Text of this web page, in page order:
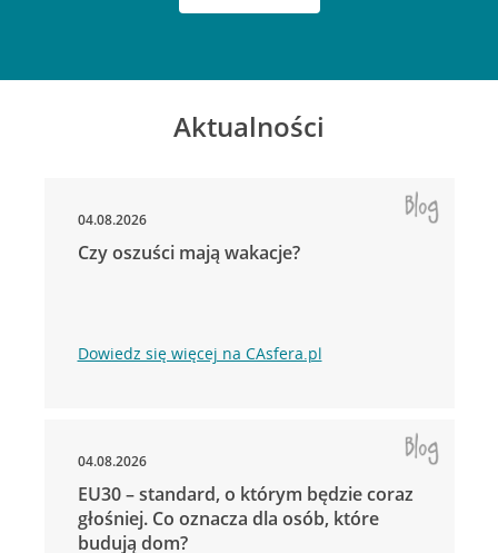
Aktualności
04.08.2026
Czy oszuści mają wakacje?
Dowiedz się więcej na CAsfera.pl
04.08.2026
EU30 – standard, o którym będzie coraz
głośniej. Co oznacza dla osób, które
budują dom?